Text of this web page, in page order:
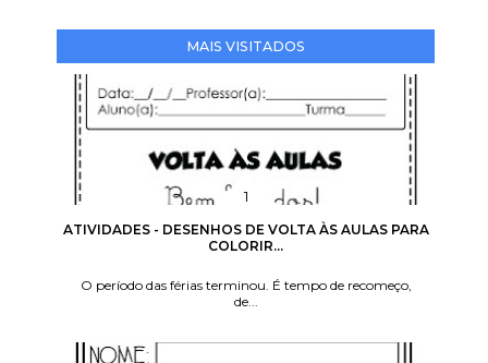
MAIS VISITADOS
ATIVIDADES - DESENHOS DE VOLTA ÀS AULAS PARA
COLORIR...
O período das férias terminou. É tempo de recomeço,
de...